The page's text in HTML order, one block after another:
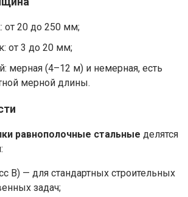
от 20 до 250 мм;
от 3 до 20 мм;
мерная (4–12 м) и немерная, есть
мерной длины.
равнополочные стальные делятся
B) — для стандартных строительных
задач;